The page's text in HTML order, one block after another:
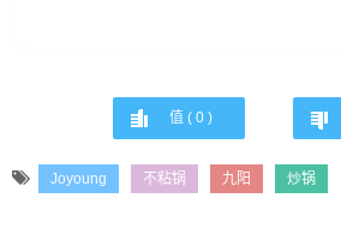
值 ( 0 )
Joyoung 不粘锅 九阳 炒锅